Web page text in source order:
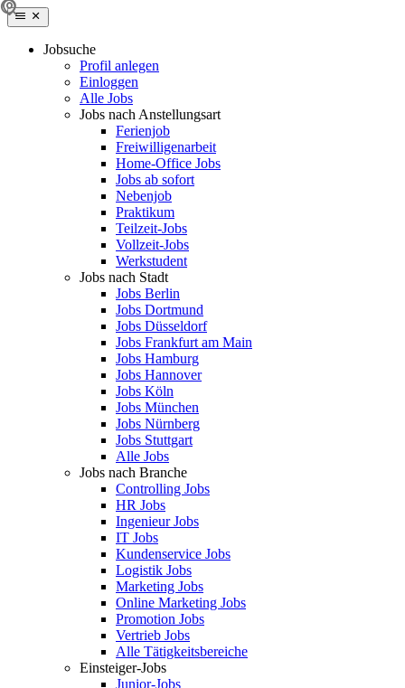
Jobsuche
Profil anlegen
Einloggen
Alle Jobs
Jobs nach Anstellungsart
Ferienjob
Freiwilligenarbeit
Home-Office Jobs
Jobs ab sofort
Nebenjob
Praktikum
Teilzeit-Jobs
Vollzeit-Jobs
Werkstudent
Jobs nach Stadt
Jobs Berlin
Jobs Dortmund
Jobs Düsseldorf
Jobs Frankfurt am Main
Jobs Hamburg
Jobs Hannover
Jobs Köln
Jobs München
Jobs Nürnberg
Jobs Stuttgart
Alle Jobs
Jobs nach Branche
Controlling Jobs
HR Jobs
Ingenieur Jobs
IT Jobs
Kundenservice Jobs
Logistik Jobs
Marketing Jobs
Online Marketing Jobs
Promotion Jobs
Vertrieb Jobs
Alle Tätigkeitsbereiche
Einsteiger-Jobs
Junior-Jobs